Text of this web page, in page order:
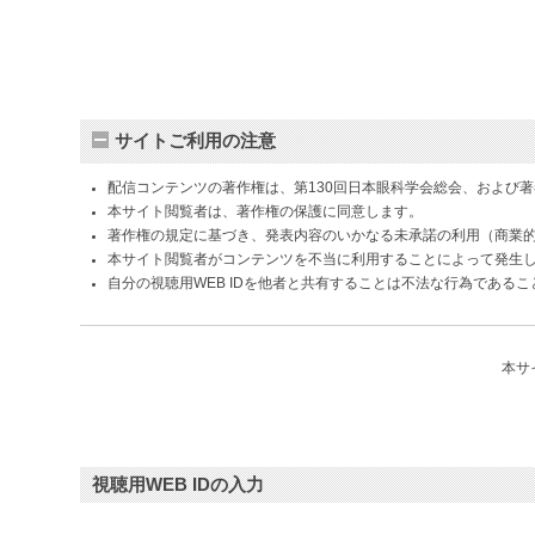
サイトご利用の注意
配信コンテンツの著作権は、第130回日本眼科学会総会、および
本サイト閲覧者は、著作権の保護に同意します。
著作権の規定に基づき、発表内容のいかなる未承諾の利用（商
本サイト閲覧者がコンテンツを不当に利用することによって発
自分の視聴用WEB IDを他者と共有することは不法な行為である
本サ
視聴用WEB IDの入力